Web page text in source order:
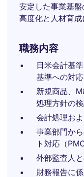
安定した事業基
高度化と人材育成
職務内容
日米会計基
基準への対応
新規商品、
処理方針の
会計処理お
事業部門か
ト対応（
外部監査人
財務報告に